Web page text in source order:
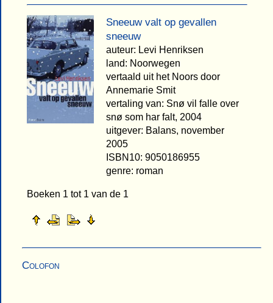
Sneeuw valt op gevallen
sneeuw
auteur: Levi Henriksen
land: Noorwegen
vertaald uit het Noors door
Annemarie Smit
vertaling van: Snø vil falle over
snø som har falt, 2004
uitgever: Balans, november
2005
ISBN10: 9050186955
genre: roman
Boeken 1 tot 1 van de 1
Colofon